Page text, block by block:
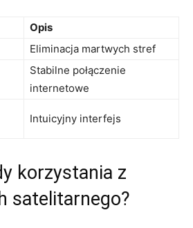
Opis
Eliminacja martwych stref
Stabilne połączenie
internetowe
Intuicyjny interfejs
korzystania z
satelitarnego?